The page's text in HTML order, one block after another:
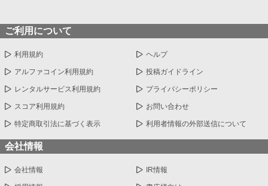
ご利用について
利用規約 ヘルプ
アルファコイン利用規約 投稿ガイドライン
レンタルサービス利用規約 プライバシーポリシー
スコア利用規約 お問い合わせ
特定商取引法に基づく表示 利用者情報の外部送信について
会社情報
会社情報 IR情報